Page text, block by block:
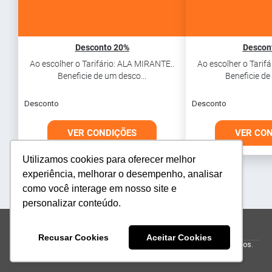
Utilizamos cookies para oferecer melhor
experiência, melhorar o desempenho, analisar
como você interage em nosso site e
personalizar conteúdo.
Recusar Cookies Aceitar Cookies
Desconto 20%
Ao escolher o Tarifário: ALA MIRANTE..
Beneficie de um desco...
Desconto
VER CONDIÇÕES
Ao escolher o
Beneficie
Desconto
VER
reservas@donafranciscafazenda.com.br (47) 4063 9900
Todos os direitos reservados.